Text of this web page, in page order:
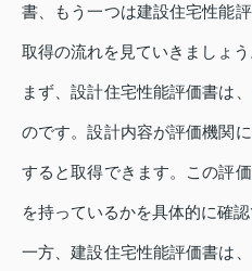
書、もう一つは建設住宅性能
取得の流れを見ていきましょう
まず、設計住宅性能評価書は
のです。設計内容が評価機関
すると取得できます。この評
を持っているかを具体的に確認
一方、建設住宅性能評価書は